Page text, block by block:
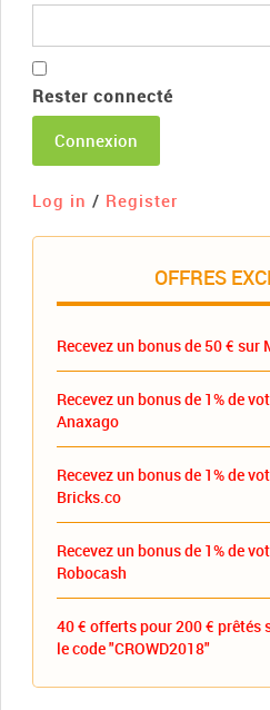
Rester connecté
Connexion
Log in / Register
OFFRES
Recevez un bonus de 50 € sur
Recevez un bonus de 1% de
Anaxago
Recevez un bonus de 1% de
Bricks.co
Recevez un bonus de 1% de
Robocash
40 € offerts pour 200 € prêtés
le code "CROWD2018"